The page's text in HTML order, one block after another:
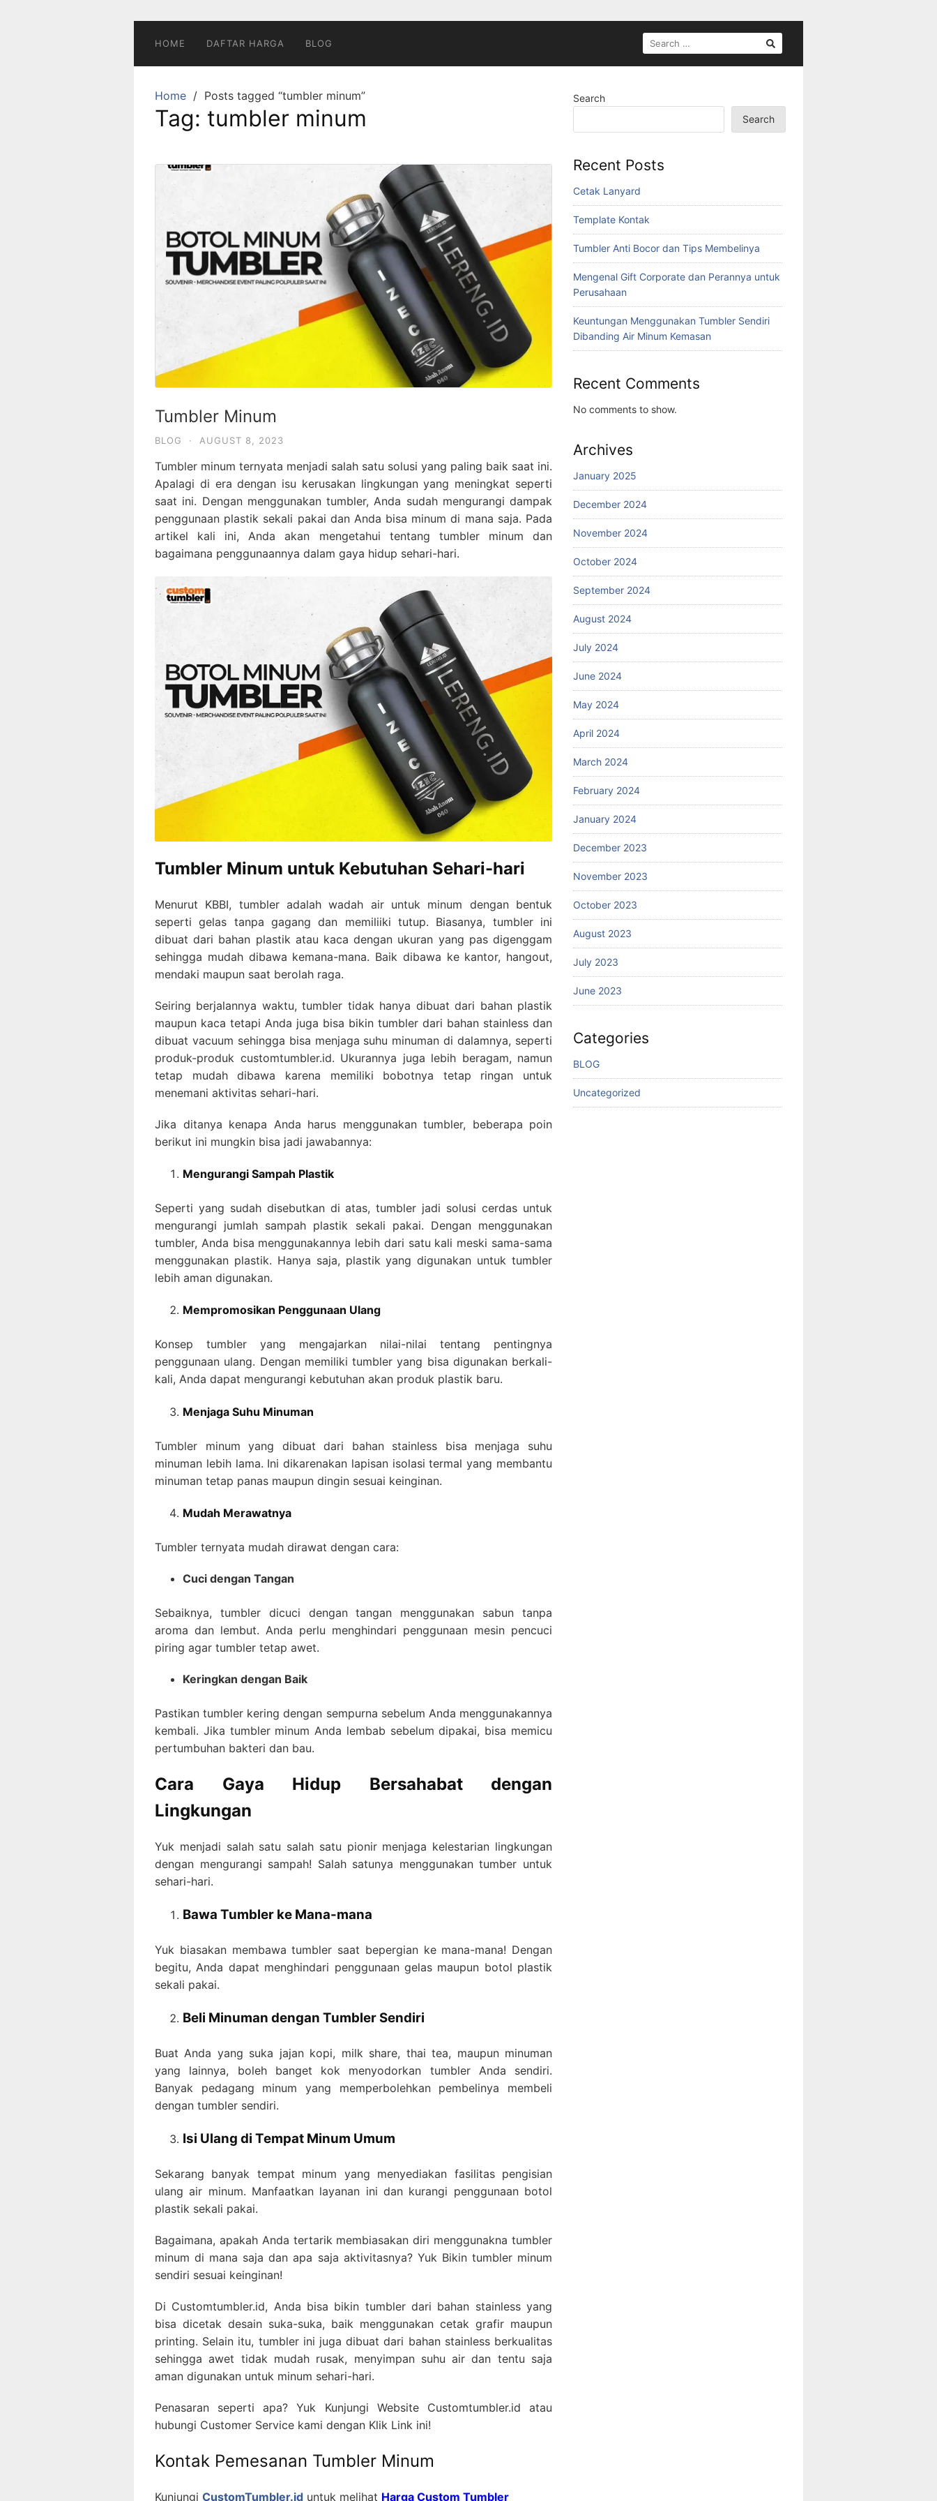
HOME DAFTAR HARGA BLOG
SEARCH
FOR:
Home Posts tagged “tumbler minum”
Tag: tumbler minum
Tumbler Minum
BLOG · AUGUST 8, 2023
Tumbler minum ternyata menjadi salah satu solusi yang paling baik saat ini.
Apalagi di era dengan isu kerusakan lingkungan yang meningkat seperti
saat ini. Dengan menggunakan tumbler, Anda sudah mengurangi dampak
penggunaan plastik sekali pakai dan Anda bisa minum di mana saja. Pada
artikel kali ini, Anda akan mengetahui tentang tumbler minum dan
bagaimana penggunaannya dalam gaya hidup sehari-hari.
Tumbler Minum untuk Kebutuhan Sehari-hari
Menurut KBBI, tumbler adalah wadah air untuk minum dengan bentuk
seperti gelas tanpa gagang dan memiliiki tutup. Biasanya, tumbler ini
dibuat dari bahan plastik atau kaca dengan ukuran yang pas digenggam
sehingga mudah dibawa kemana-mana. Baik dibawa ke kantor, hangout,
mendaki maupun saat berolah raga.
Seiring berjalannya waktu, tumbler tidak hanya dibuat dari bahan plastik
maupun kaca tetapi Anda juga bisa bikin tumbler dari bahan stainless dan
dibuat vacuum sehingga bisa menjaga suhu minuman di dalamnya, seperti
produk-produk customtumbler.id. Ukurannya juga lebih beragam, namun
tetap mudah dibawa karena memiliki bobotnya tetap ringan untuk
menemani aktivitas sehari-hari.
Jika ditanya kenapa Anda harus menggunakan tumbler, beberapa poin
berikut ini mungkin bisa jadi jawabannya:
Mengurangi Sampah Plastik
Seperti yang sudah disebutkan di atas, tumbler jadi solusi cerdas untuk
mengurangi jumlah sampah plastik sekali pakai. Dengan menggunakan
tumbler, Anda bisa menggunakannya lebih dari satu kali meski sama-sama
menggunakan plastik. Hanya saja, plastik yang digunakan untuk tumbler
lebih aman digunakan.
Mempromosikan Penggunaan Ulang
Konsep tumbler yang mengajarkan nilai-nilai tentang pentingnya
penggunaan ulang. Dengan memiliki tumbler yang bisa digunakan berkali-
kali, Anda dapat mengurangi kebutuhan akan produk plastik baru.
Menjaga Suhu Minuman
Tumbler minum yang dibuat dari bahan stainless bisa menjaga suhu
minuman lebih lama. Ini dikarenakan lapisan isolasi termal yang membantu
minuman tetap panas maupun dingin sesuai keinginan.
Mudah Merawatnya
Tumbler ternyata mudah dirawat dengan cara:
Cuci dengan Tangan
Sebaiknya, tumbler dicuci dengan tangan menggunakan sabun tanpa
aroma dan lembut. Anda perlu menghindari penggunaan mesin pencuci
piring agar tumbler tetap awet.
Keringkan dengan Baik
Pastikan tumbler kering dengan sempurna sebelum Anda menggunakannya
kembali. Jika tumbler minum Anda lembab sebelum dipakai, bisa memicu
pertumbuhan bakteri dan bau.
Cara Gaya Hidup Bersahabat dengan
Lingkungan
Yuk menjadi salah satu salah satu pionir menjaga kelestarian lingkungan
dengan mengurangi sampah! Salah satunya menggunakan tumber untuk
sehari-hari.
Bawa Tumbler ke Mana-mana
Yuk biasakan membawa tumbler saat bepergian ke mana-mana! Dengan
begitu, Anda dapat menghindari penggunaan gelas maupun botol plastik
sekali pakai.
Beli Minuman dengan Tumbler Sendiri
Buat Anda yang suka jajan kopi, milk share, thai tea, maupun minuman
yang lainnya, boleh banget kok menyodorkan tumbler Anda sendiri.
Banyak pedagang minum yang memperbolehkan pembelinya membeli
dengan tumbler sendiri.
Isi Ulang di Tempat Minum Umum
Sekarang banyak tempat minum yang menyediakan fasilitas pengisian
ulang air minum. Manfaatkan layanan ini dan kurangi penggunaan botol
plastik sekali pakai.
Bagaimana, apakah Anda tertarik membiasakan diri menggunakna tumbler
minum di mana saja dan apa saja aktivitasnya? Yuk Bikin tumbler minum
sendiri sesuai keinginan!
Di Customtumbler.id, Anda bisa bikin tumbler dari bahan stainless yang
bisa dicetak desain suka-suka, baik menggunakan cetak grafir maupun
printing. Selain itu, tumbler ini juga dibuat dari bahan stainless berkualitas
sehingga awet tidak mudah rusak, menyimpan suhu air dan tentu saja
aman digunakan untuk minum sehari-hari.
Penasaran seperti apa? Yuk Kunjungi Website Customtumbler.id atau
hubungi Customer Service kami dengan Klik Link ini!
Kontak Pemesanan Tumbler Minum
Kunjungi CustomTumbler.id untuk melihat Harga Custom Tumbler
Search
Search
Recent Posts
Cetak Lanyard
Template Kontak
Tumbler Anti Bocor dan Tips Membelinya
Mengenal Gift Corporate dan Perannya untuk
Perusahaan
Keuntungan Menggunakan Tumbler Sendiri
Dibanding Air Minum Kemasan
Recent Comments
No comments to show.
Archives
January 2025
December 2024
November 2024
October 2024
September 2024
August 2024
July 2024
June 2024
May 2024
April 2024
March 2024
February 2024
January 2024
December 2023
November 2023
October 2023
August 2023
July 2023
June 2023
Categories
BLOG
Uncategorized